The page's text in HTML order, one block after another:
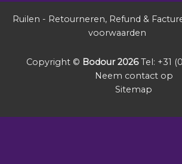
Ruilen - Retourneren, Refund &
voorwaarden
Copyright © Bodour 2026Tel: +31
Neem contact op
Sitemap